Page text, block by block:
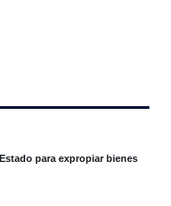
para expropiar bienes
y el polvo del Sahara
irregularidades en